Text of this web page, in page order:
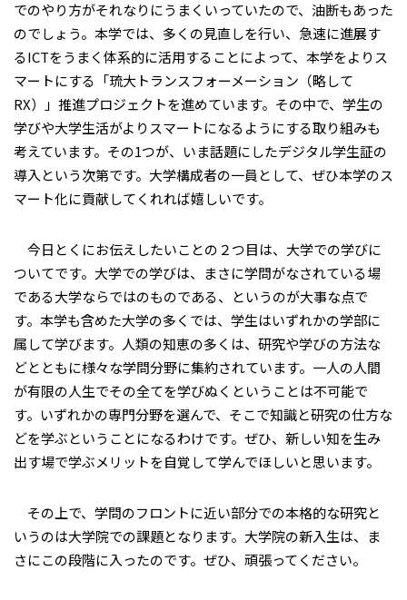
でのやり方がそれなりにうまくいっていたので、油断もあった
のでしょう。本学では、多くの見直しを行い、急速に進展す
るICTをうまく体系的に活用することによって、本学をよりス
マートにする「琉大トランスフォーメーション（略して
RX）」推進プロジェクトを進めています。その中で、学生の
学びや大学生活がよりスマートになるようにする取り組みも
考えています。その1つが、いま話題にしたデジタル学生証の
導入という次第です。大学構成者の一員として、ぜひ本学のス
マート化に貢献してくれれば嬉しいです。
今日とくにお伝えしたいことの２つ目は、大学での学びに
ついてです。大学での学びは、まさに学問がなされている場
である大学ならではのものである、というのが大事な点で
す。本学も含めた大学の多くでは、学生はいずれかの学部に
属して学びます。人類の知恵の多くは、研究や学びの方法な
どとともに様々な学問分野に集約されています。一人の人間
が有限の人生でその全てを学びぬくということは不可能で
す。いずれかの専門分野を選んで、そこで知識と研究の仕方な
どを学ぶということになるわけです。ぜひ、新しい知を生み
出す場で学ぶメリットを自覚して学んでほしいと思います。
その上で、学問のフロントに近い部分での本格的な研究と
いうのは大学院での課題となります。大学院の新入生は、ま
さにこの段階に入ったのです。ぜひ、頑張ってください。